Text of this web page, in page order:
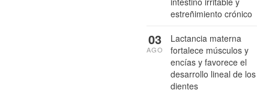
estreñimiento crónico
Lactancia materna
fortalece músculos y
encías y favorece el
desarrollo lineal de los
dientes
03
AGO